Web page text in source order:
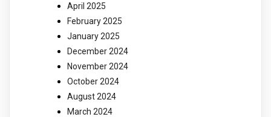
April 2025
February 2025
January 2025
December 2024
November 2024
October 2024
August 2024
March 2024